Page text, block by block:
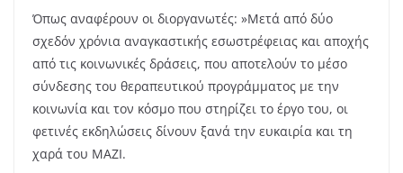
Όπως αναφέρουν οι διοργανωτές: »Μετά από δύο
σχεδόν χρόνια αναγκαστικής εσωστρέφειας και αποχής
από τις κοινωνικές δράσεις, που αποτελούν το μέσο
σύνδεσης του θεραπευτικού προγράμματος με την
κοινωνία και τον κόσμο που στηρίζει το έργο του, οι
φετινές εκδηλώσεις δίνουν ξανά την ευκαιρία και τη
χαρά του ΜΑΖΙ.